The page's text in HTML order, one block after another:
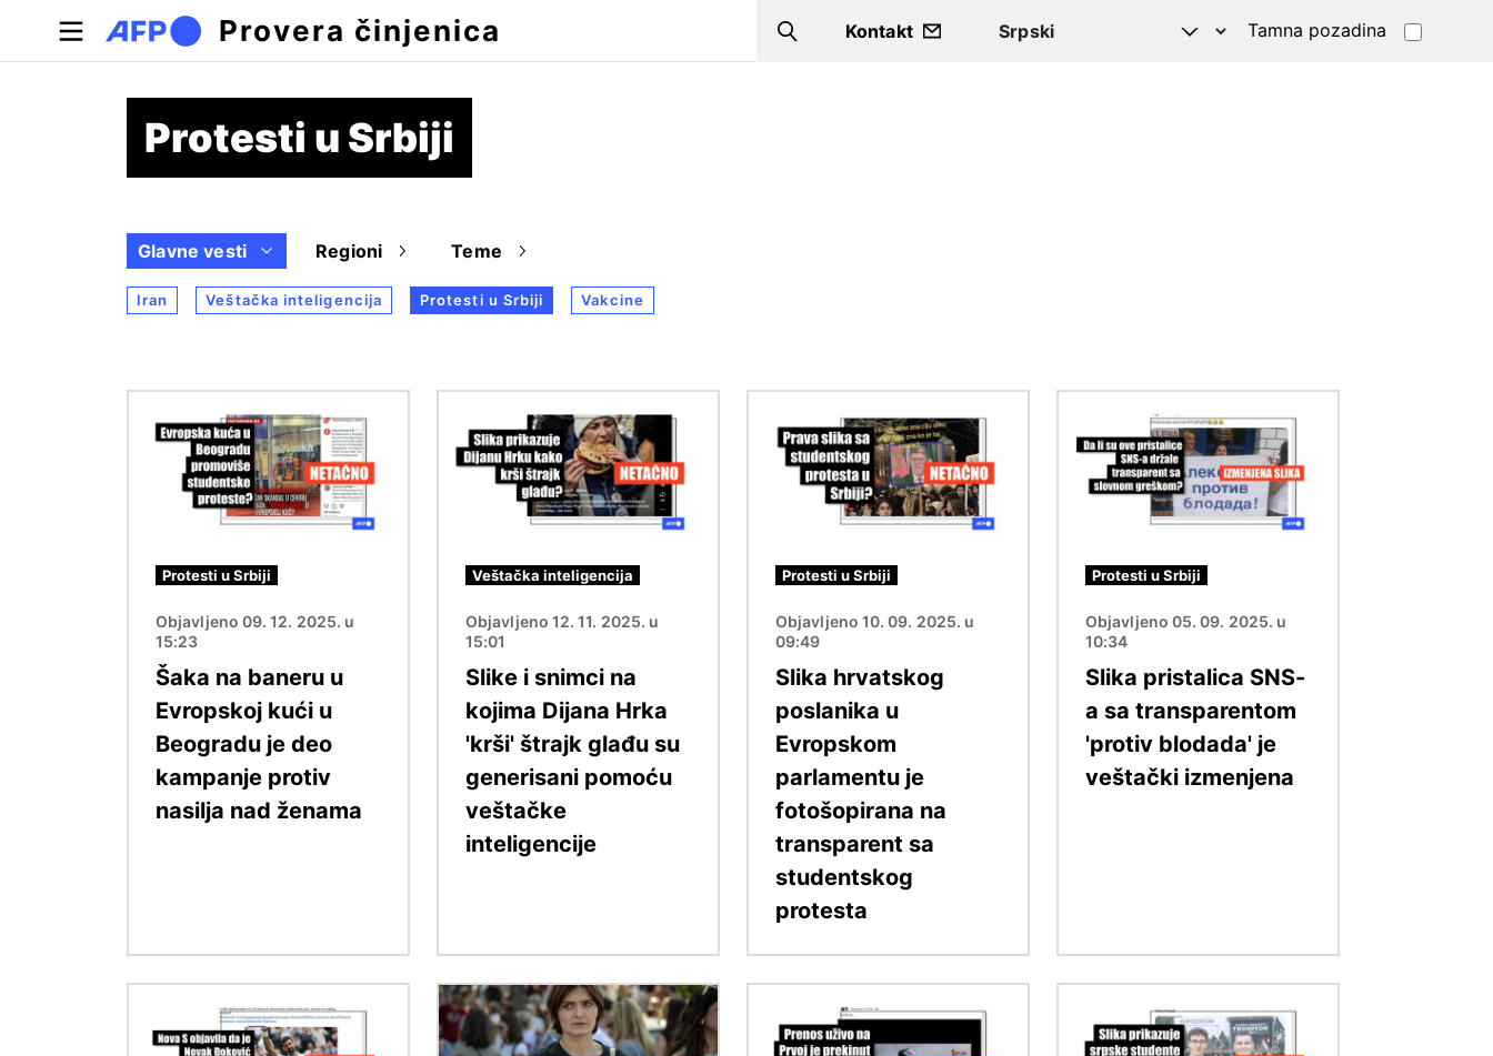
Skip to main content
Provera činjenica Search
Kontakt Tamna pozadina
Protesti u Srbiji
Glavne vesti Regioni Teme
Iran Veštačka inteligencija Protesti u Srbiji Vakcine
Protesti u Srbiji
Objavljeno 09. 12. 2025. u
15:23
Šaka na baneru u
Evropskoj kući u
Beogradu je deo
kampanje protiv
nasilja nad ženama
Veštačka inteligencija
Objavljeno 12. 11. 2025. u
15:01
Slike i snimci na
kojima Dijana Hrka
'krši' štrajk glađu su
generisani pomoću
veštačke
inteligencije
Protesti u Srbiji
Objavljeno 10. 09. 2025. u
09:49
Slika hrvatskog
poslanika u
Evropskom
parlamentu je
fotošopirana na
transparent sa
studentskog
protesta
Protesti u Srbiji
Objavljeno 05. 09. 2025. u
10:34
Slika pristalica SNS-
a sa transparentom
'protiv blodada' je
veštački izmenjena
Image